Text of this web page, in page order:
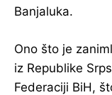
Banjaluka.
Ono što je
iz Republike
Federaciji BiH,